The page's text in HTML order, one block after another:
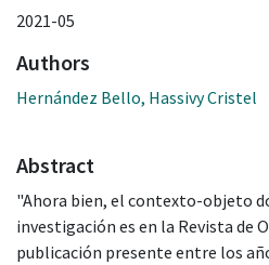
2021-05
Authors
Hernández Bello, Hassivy Cristel
Abstract
"Ahora bien, el contexto-objeto
investigación es en la Revista de
publicación presente entre los